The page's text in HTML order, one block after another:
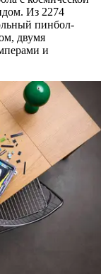
Из 2274
пинбол-
двумя
и